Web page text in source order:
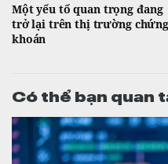
Một yếu tố quan trọng đang
trở lại trên thị trường chứng
khoán
Có thể bạn quan